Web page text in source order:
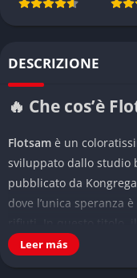
DESCRIZIONE
🔥 Che cos’è
Flotsam è un
sviluppato dallo studio
pubblicato da
dove l’unica speranza
rifiuti. In questo titolo,
città flottante
Leer más